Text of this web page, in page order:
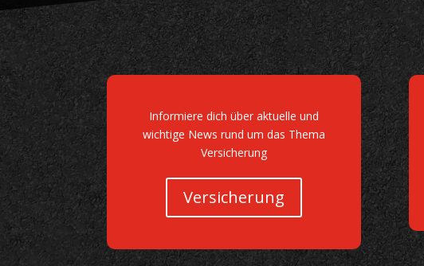
Informiere dich über aktuelle und
wichtige News rund um das Thema
Versicherung
Versicherung